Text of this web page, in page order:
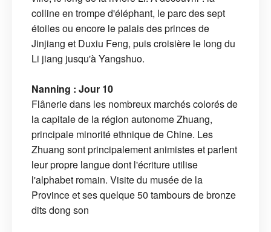
colline en trompe d'éléphant, le parc des sept
étoiles ou encore le palais des princes de
Jinjiang et Duxiu Feng, puis croisière le long du
Li jiang jusqu'à Yangshuo.
Nanning : Jour 10
Flânerie dans les nombreux marchés colorés de
la capitale de la région autonome Zhuang,
principale minorité ethnique de Chine. Les
Zhuang sont principalement animistes et parlent
leur propre langue dont l'écriture utilise
l'alphabet romain. Visite du musée de la
Province et ses quelque 50 tambours de bronze
dits dong son